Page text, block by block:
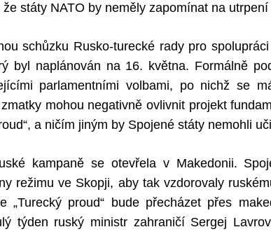
státy NATO by neměly zapomínat na
schůzku Rusko-turecké rady pro
byl naplánován na 16. května. Formálně
parlamentními volbami, po nichž se
mohou negativně ovlivnit projekt
a ničím jiným by Spojené státy nemohli
kampaně se otevřela v Makedonii.
režimu ve Skopji, aby tak vzdorovaly
„Turecký proud“ bude přecházet přes
týden ruský ministr zahraničí Sergej